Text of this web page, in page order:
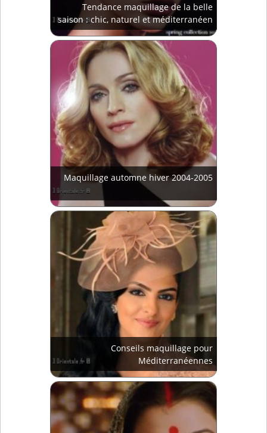
Tendance maquillage de la belle
saison : chic, naturel et méditerranéen
Maquillage automne hiver 2004-2005
Conseils maquillage pour
Méditerranéennes